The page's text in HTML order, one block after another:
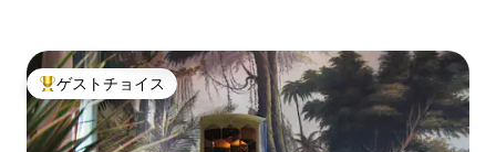
大好評のゲストチョイスです。
ゲストチョイス